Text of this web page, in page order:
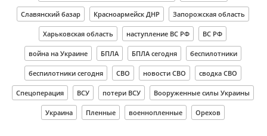
Славянский базар Красноармейск ДНР Запорожская область
Харьковская область наступление ВС РФ ВС РФ
война на Украине БПЛА БПЛА сегодня беспилотники
беспилотники сегодня СВО новости СВО сводка СВО
Спецоперация ВСУ потери ВСУ Вооруженные силы Украины
Украина Пленные военнопленные Орехов